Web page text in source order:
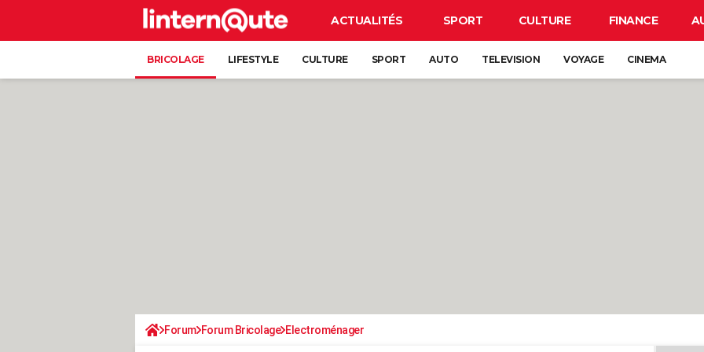
ACTUALITÉS SPORT CULTURE FINANCE
BRICOLAGE LIFESTYLE CULTURE SPORT AUTO TELEVISION VOYAGE CINEMA
Forum Forum Bricolage Electroménager